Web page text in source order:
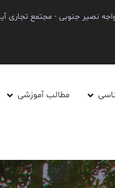
نصیر جنوبی - مجتمع تجاری آینده -
مطالب آموزشی